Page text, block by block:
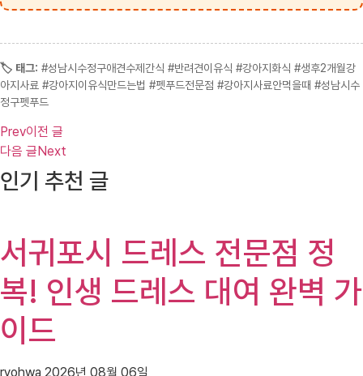
🏷️ 태그: #성남시수정구애견수제간식 #반려견이유식 #강아지화식 #생후2개월강
아지사료 #강아지이유식만드는법 #펫푸드전문점 #강아지사료안먹을때 #성남시수
정구펫푸드
Prev이전 글
다음 글Next
인기 추천 글
서귀포시 드레스 전문점 정
복! 인생 드레스 대여 완벽 가
이드
ryohwa 2026년 08월 06일